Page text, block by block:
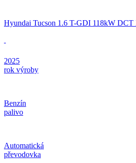
Hyundai Tucson 1.6 T-GDI 118kW
2025
rok výroby
Benzín
palivo
Automatická
převodovka